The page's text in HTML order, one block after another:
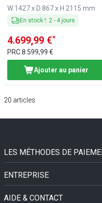
W 1427 x D 867 x H 2115 mm
En stock !: 2 - 4 jours
4.699,99 €*
PRC8.599,99 €
Ajouter au panier
20 articles
LES MÉTHODES DE
ENTREPRISE
AIDE & CONTACT